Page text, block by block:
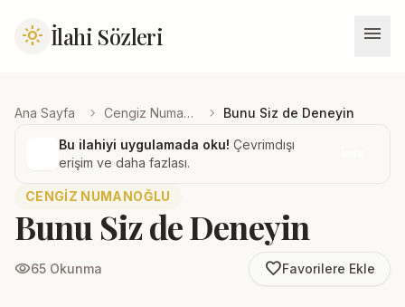
light_mode İlahi Sözleri menu
Ana Sayfa chevron_right Cengiz Numanoğlu chevron_right Bunu Siz de Deneyin
Bu ilahiyi uygulamada oku! Çevrimdışı
erişim ve daha fazlası.
CENGIZ NUMANOĞLU
Bunu Siz de Deneyin
visibility65 Okunma favorite_borderFavorilere Ekle